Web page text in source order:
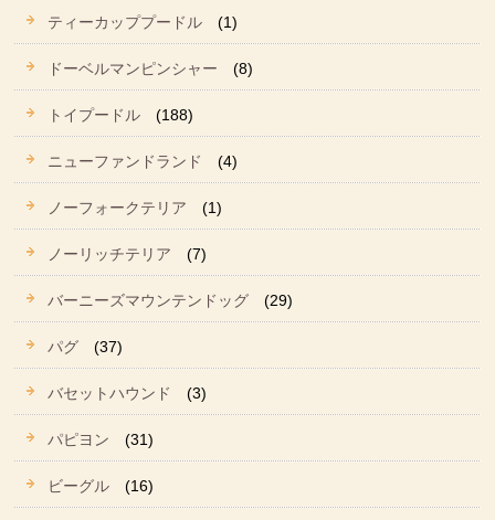
ティーカッププードル (1)
ドーベルマンピンシャー (8)
トイプードル (188)
ニューファンドランド (4)
ノーフォークテリア (1)
ノーリッチテリア (7)
バーニーズマウンテンドッグ (29)
パグ (37)
バセットハウンド (3)
パピヨン (31)
ビーグル (16)